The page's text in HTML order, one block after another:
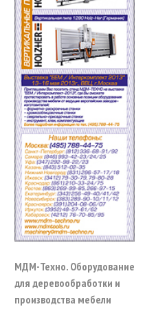
МДМ-Техно. Оборудование
для деревообработки и
производства мебели